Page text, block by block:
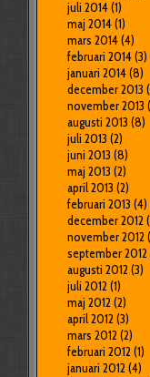
juli 2014(1)
maj 2014(1)
mars 2014(4)
februari 2014(3)
januari 2014(8)
december 2013
november 2013
augusti 2013 (8)
juli 2013 (2)
juni 2013 (8)
maj 2013 (2)
april 2013 (2)
februari 2013 (4)
december 2012
november 2012
september 2012
augusti 2012 (3)
juli 2012 (1)
maj 2012 (2)
april 2012 (3)
mars 2012 (2)
februari 2012 (1)
januari 2012 (4)